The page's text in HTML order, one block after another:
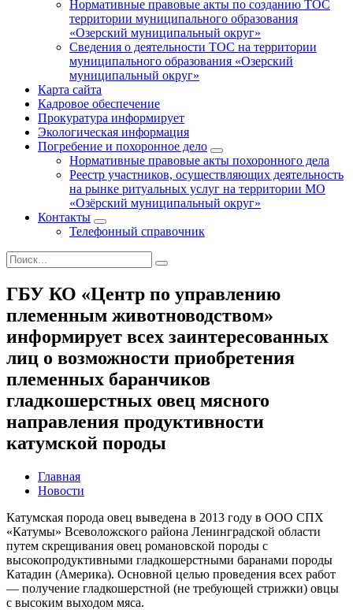
Нормативные правовые акты по созданию ТОС
территории муниципального образования
«Озерский муниципальный округ»
Сведения о деятельности ТОС на территории
муниципального образования «Озерский
муниципальный округ»
Карта сайта
Кадровое обеспечение
Прокуратура информирует
Экологическая информация
Погребение и похоронное дело
Нормативные правовые акты похоронного дела
Реестр участников, осуществляющих деятельность
на рынке ритуальных услуг на территории МО
«Озёрский муниципальный округ»
Контакты
Телефонный справочник
ГБУ КО «Центр по управлению
племенным животноводством»
информирует всех заинтересованных
лиц о возможности приобретения
племенных баранчиков
гладкошерстных овец мясного
направления продуктивности
катумской породы
Главная
Новости
Катумская порода овец выведена в 2013 году в ООО СПХ
«Катумы» Всеволожского района Ленинградской области
путем скрещивания овец романовской породы с
высокопродуктивными гладкошерстными баранами породы
Катадин (Америка). Основной целью проведения всех работ
— получение гладкошерстной (не требующей стрижки) овцы
с высоким выходом мяса.